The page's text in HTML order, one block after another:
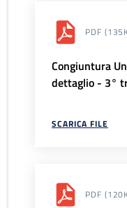
PDF
Congiuntura
dettaglio - 3°
SCARICA FILE
PDF